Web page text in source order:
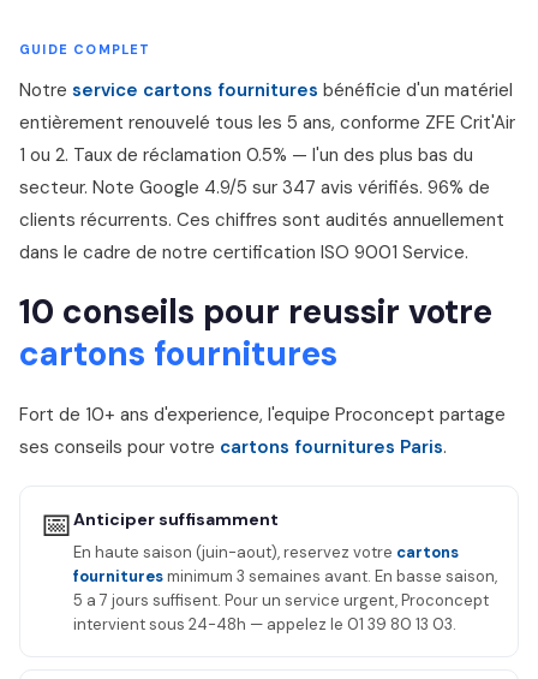
GUIDE COMPLET
Notre service cartons fournitures bénéficie d'un matériel
entièrement renouvelé tous les 5 ans, conforme ZFE Crit'Air
1 ou 2. Taux de réclamation 0.5% — l'un des plus bas du
secteur. Note Google 4.9/5 sur 347 avis vérifiés. 96% de
clients récurrents. Ces chiffres sont audités annuellement
dans le cadre de notre certification ISO 9001 Service.
10 conseils pour reussir votre
cartons fournitures
Fort de 10+ ans d'experience, l'equipe Proconcept partage
ses conseils pour votre cartons fournitures Paris.
📅Anticiper suffisamment
En haute saison (juin-aout), reservez votre cartons
fournituresminimum 3 semaines avant. En basse saison,
5 a 7 jours suffisent. Pour un service urgent, Proconcept
intervient sous 24-48h — appelez le 01 39 80 13 03.